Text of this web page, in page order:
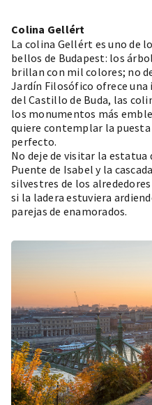
Colina Gellért
La colina Gellért es uno de
bellos de Budapest: los
brillan con mil colores; no
Jardín Filosófico ofrece
del Castillo de Buda, las
los monumentos más
quiere contemplar la
perfecto.
No deje de visitar la estatua
Puente de Isabel y la
silvestres de los
si la ladera estuviera
parejas de enamorados.